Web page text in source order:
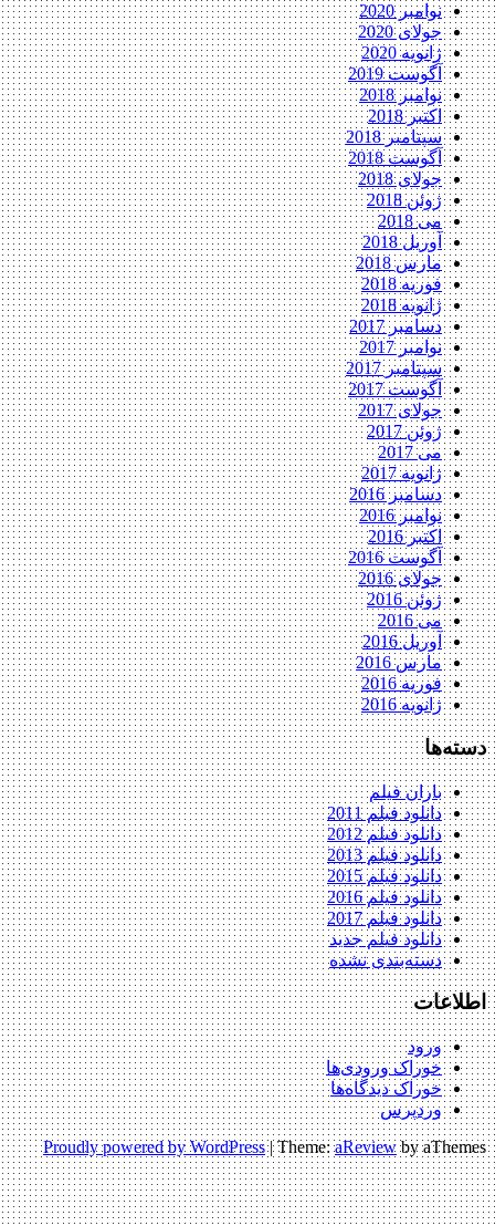
نوامبر 2020
جولای 2020
ژانویه 2020
آگوست 2019
نوامبر 2018
اکتبر 2018
سپتامبر 2018
آگوست 2018
جولای 2018
ژوئن 2018
می 2018
آوریل 2018
مارس 2018
فوریه 2018
ژانویه 2018
دسامبر 2017
نوامبر 2017
سپتامبر 2017
آگوست 2017
جولای 2017
ژوئن 2017
می 2017
ژانویه 2017
دسامبر 2016
نوامبر 2016
اکتبر 2016
آگوست 2016
جولای 2016
ژوئن 2016
می 2016
آوریل 2016
مارس 2016
فوریه 2016
ژانویه 2016
دسته‌ها
باران فیلم
دانلود فیلم 2011
دانلود فیلم 2012
دانلود فیلم 2013
دانلود فیلم 2015
دانلود فیلم 2016
دانلود فیلم 2017
دانلود فیلم جدید
دسته‌بندی نشده
اطلاعات
ورود
خوراک ورودی‌ها
خوراک دیدگاه‌ها
وردپرس
Proudly powered by WordPress |Theme:aReviewby aThemes